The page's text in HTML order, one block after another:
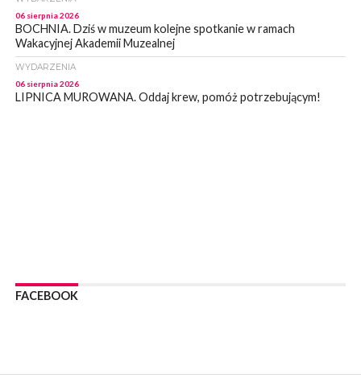
06 sierpnia 2026
BOCHNIA. Dziś w muzeum kolejne spotkanie w ramach
Wakacyjnej Akademii Muzealnej
WYDARZENIA
06 sierpnia 2026
LIPNICA MUROWANA. Oddaj krew, pomóż potrzebującym!
Grzyba: Zenek Martyniuk i Justyna Steczkowska
FACEBOOK